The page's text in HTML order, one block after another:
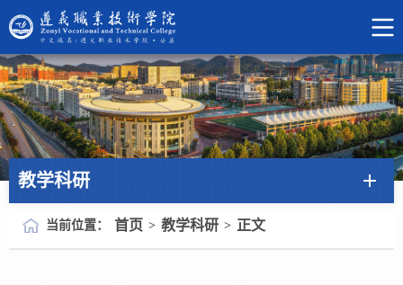
教学科研
当前位置： 首页 > 教学科研 > 正文